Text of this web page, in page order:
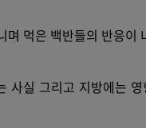
며 먹은 백반들의 반응
사실 그리고 지방에는